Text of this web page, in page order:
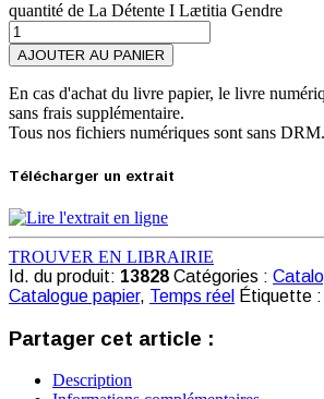
quantité de La Détente I Lætitia Gendre
AJOUTER AU PANIER
En cas d'achat du livre papier, le livre
sans frais supplémentaire.
Tous nos fichiers numériques sont sans DRM.
Télécharger un extrait
TROUVER EN LIBRAIRIE
Id. du produit: 13828 Catégories :
Catalogue papier, Temps réel Étiquette :
Partager cet article :
Description